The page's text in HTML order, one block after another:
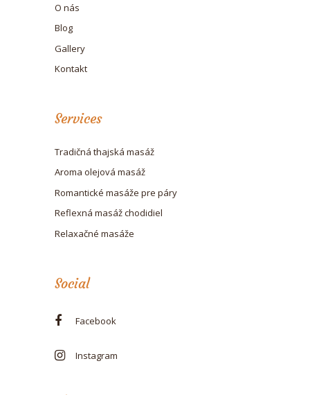
O nás
Blog
Gallery
Kontakt
Services
Tradičná thajská masáž
Aroma olejová masáž
Romantické masáže pre páry
Reflexná masáž chodidiel
Relaxačné masáže
Social
Facebook
Instagram